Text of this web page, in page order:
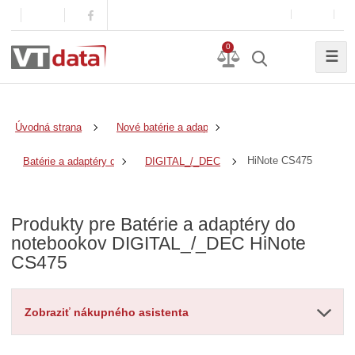
0
☰
Úvodná strana Nové batérie a adaptéry
Batérie a adaptéry do notebookovDIGITAL_/_DEC HiNote CS475
Produkty pre Batérie a adaptéry do
notebookov DIGITAL_/_DEC HiNote
CS475
Zobraziť nákupného asistenta